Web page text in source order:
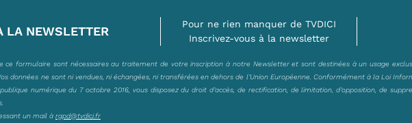
LA NEWSLETTER
Pour ne rien manquer de TVDICI
Inscrivez-vous à la newsletter
ce formulaire sont nécessaires au traitement de votre inscription à notre Newsletter et sont destinées à un usage
données ne sont ni vendues, ni échangées, ni transférées en dehors de l’Union Européenne. Conformément à la Loi
numérique du 7 octobre 2016, vous disposez du droit d’accès, de rectification, de limitation, d’opposition, de
un mail à rgpd@tvdici.fr